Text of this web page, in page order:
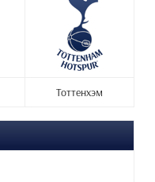
Тоттенхэм